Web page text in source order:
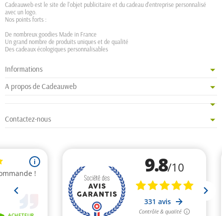
Cadeauweb est le site de l'objet publicitaire et du cadeau d'entreprise personnalisé
avec un logo.
Nos points forts :
De nombreux goodies Made in France
Un grand nombre de produits uniques et de qualité
Des cadeaux écologiques personnalisables
Informations
A propos de Cadeauweb
Contactez-nous